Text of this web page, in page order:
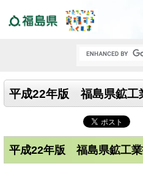
平成22年版 福島県鉱工
平成22年版 福島県鉱工業